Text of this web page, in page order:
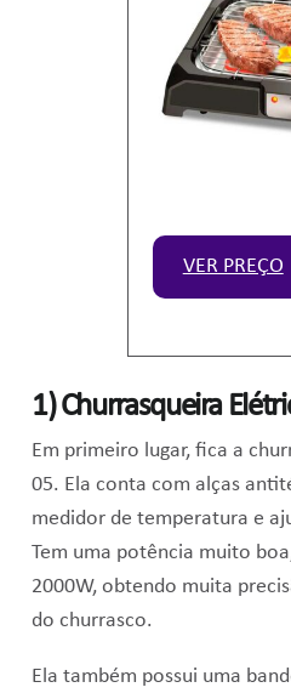
VER PREÇO
1)Churrasqueira
Em primeiro lugar, fica a
05. Ela conta com alças
medidor de temperatura e
Tem uma potência muito
2000W, obtendo muita p
do churrasco.
Ela também possui uma